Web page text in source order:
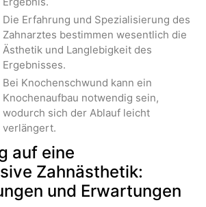
Die Erfahrung und Spezialisierung des
Zahnarztes bestimmen wesentlich die
Ästhetik und Langlebigkeit des
Ergebnisses.
Bei Knochenschwund kann ein
Knochenaufbau notwendig sein,
wodurch sich der Ablauf leicht
verlängert.
auf eine
Zahnästhetik:
und Erwartungen